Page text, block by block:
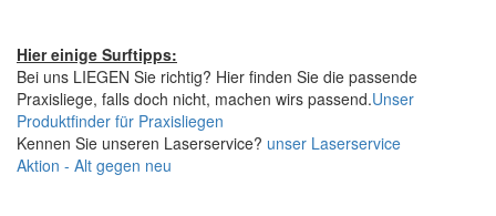
Hier einige Surftipps:
Bei uns LIEGEN Sie richtig? Hier finden Sie die passende
Praxisliege, falls doch nicht, machen wirs passend.Unser
Produktfinder für Praxisliegen
Kennen Sie unseren Laserservice? unser Laserservice
Aktion - Alt gegen neu